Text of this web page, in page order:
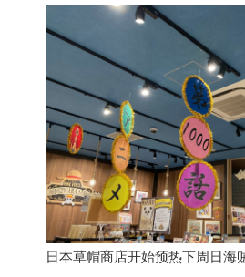
日本草帽商店开始预热下周日海